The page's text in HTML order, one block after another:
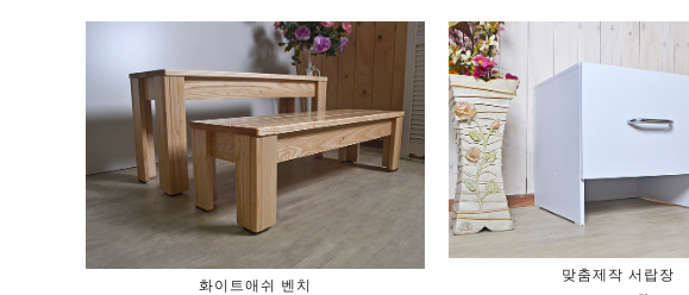
화이트애쉬 벤치
맞춤제작 서랍장